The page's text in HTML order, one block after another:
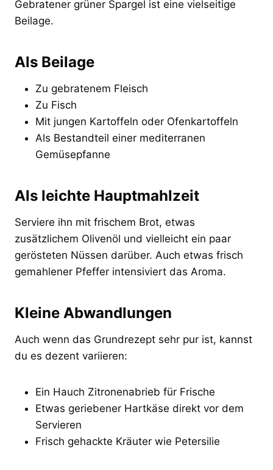
Gebratener grüner Spargel ist eine vielseitige
Beilage.
Als Beilage
Zu gebratenem Fleisch
Zu Fisch
Mit jungen Kartoffeln oder Ofenkartoffeln
Als Bestandteil einer mediterranen
Gemüsepfanne
Als leichte Hauptmahlzeit
Serviere ihn mit frischem Brot, etwas
zusätzlichem Olivenöl und vielleicht ein paar
gerösteten Nüssen darüber. Auch etwas frisch
gemahlener Pfeffer intensiviert das Aroma.
Kleine Abwandlungen
Auch wenn das Grundrezept sehr pur ist, kannst
du es dezent variieren:
Ein Hauch Zitronenabrieb für Frische
Etwas geriebener Hartkäse direkt vor dem
Servieren
Frisch gehackte Kräuter wie Petersilie